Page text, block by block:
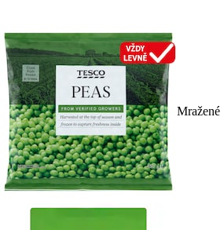
Mražené